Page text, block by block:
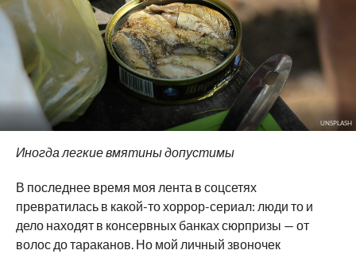
UNSPLASH
Иногда легкие вмятины допустимы
В последнее время моя лента в соцсетях
превратилась в какой-то хоррор-сериал: люди то и
дело находят в консервных банках сюрпризы — от
волос до тараканов. Но мой личный звоночек